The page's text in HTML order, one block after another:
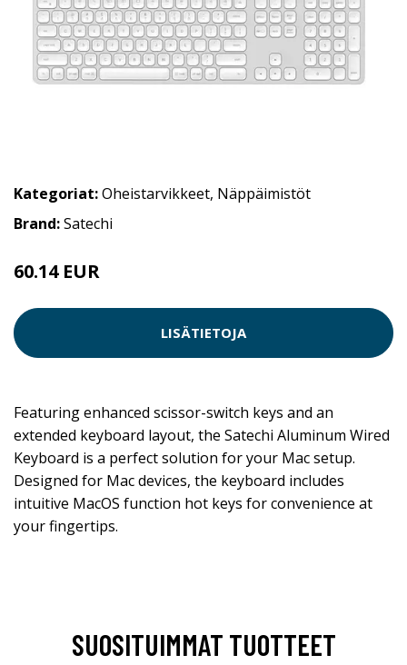
Kategoriat:Oheistarvikkeet, Näppäimistöt
Brand:Satechi
60.14 EUR
LISÄTIETOJA
Featuring enhanced scissor-switch keys and an
extended keyboard layout, the Satechi Aluminum Wired
Keyboard is a perfect solution for your Mac setup.
Designed for Mac devices, the keyboard includes
intuitive MacOS function hot keys for convenience at
your fingertips.
SUOSITUIMMAT TUOTTEET